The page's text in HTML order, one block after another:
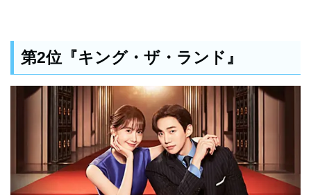
第2位『キング・ザ・ランド』